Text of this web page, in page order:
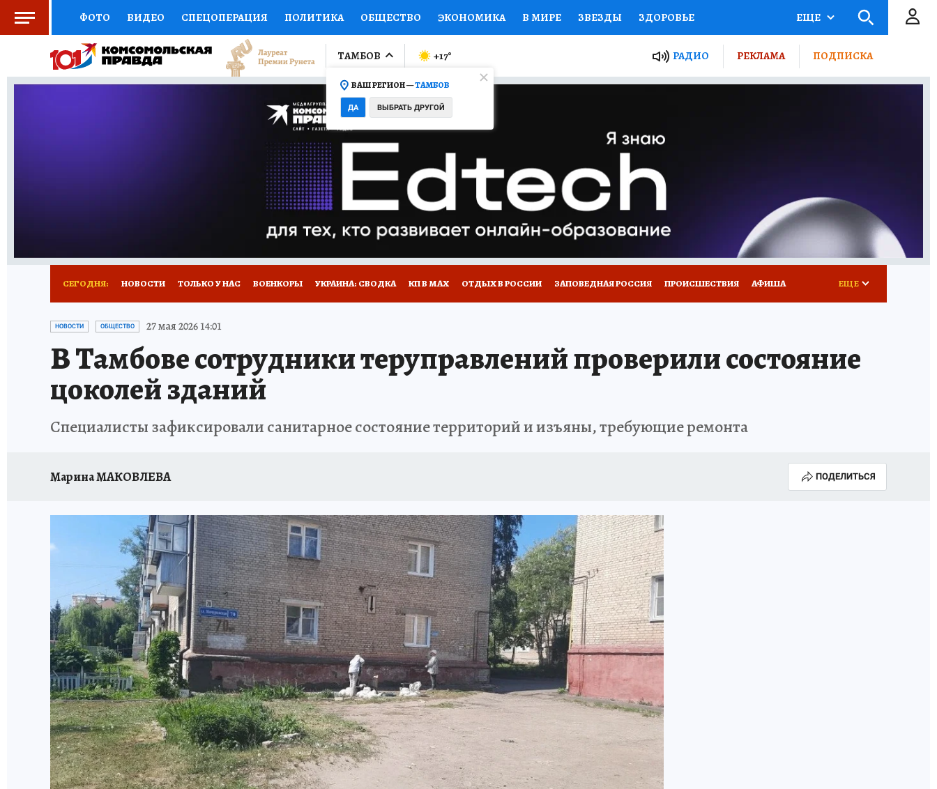
ФОТО ВИДЕО СПЕЦОПЕРАЦИЯ ПОЛИТИКА ОБЩЕСТВО ЭКОНОМИКА В МИРЕ ЗВЕЗДЫ ЗДОРОВЬЕ
СОЦПОДДЕРЖКА НАУКА СПОРТ КОЛУМНИСТЫ ПРОИСШЕСТВИЯ НАЦИОНАЛЬНЫЕ ПРОЕКТЫ РОССИИ
ВЫБОР ЭКСПЕРТОВ ДОКТОР ФИНАНСЫ ОТКРЫВАЕМ МИР Я ЗНАЮ СЕМЬЯ ЖЕНСКИЕ СЕКРЕТЫ ПУТЕВОДИТЕЛЬ
ПРОГНОЗЫ НА СПОРТ ПРОМОКОДЫ СЕРИАЛЫ
ТЕЛЕВИЗОР КОЛЛЕКЦИИ КОНКУРСЫ ГИД ПОТРЕБИТЕЛЯ
НОВОЕ НА САЙТЕ РЕКЛАМА
ЕЩЕ
ТАМБОВ
ВАШ РЕГИОН —ТАМБОВ
ДА ВЫБРАТЬ ДРУГОЙ
+17° РАДИО РЕКЛАМА ПОДПИСКА
СЕГОДНЯ: НОВОСТИ ТОЛЬКО У НАС ВОЕНКОРЫ УКРАИНА: СВОДКА КП В МАХ ОТДЫХ В РОССИИ ЗАПОВЕДНАЯ РОССИЯ ПРОИСШЕСТВИЯ АФИША
ИСПЫТАНО НА СЕБЕ
ЕЩЕ
НОВОСТИ ОБЩЕСТВО 27 мая 2026 14:01
В Тамбове сотрудники теруправлений проверили состояние
цоколей зданий
Специалисты зафиксировали санитарное состояние территорий и изъяны, требующие ремонта
Марина МАКОВЛЕВА ПОДЕЛИТЬСЯ